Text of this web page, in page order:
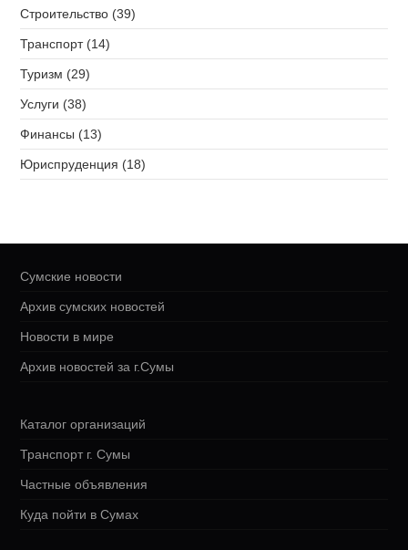
Строительство (39)
Транспорт (14)
Туризм (29)
Услуги (38)
Финансы (13)
Юриспруденция (18)
Сумские новости
Архив сумских новостей
Новости в мире
Архив новостей за г.Сумы
Каталог организаций
Транспорт г. Сумы
Частные объявления
Куда пойти в Сумах